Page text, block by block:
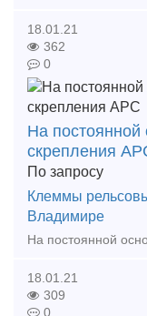
18.01.21
362
0
На постоянной
скрепления
По запросу
Клеммы
Владимире
18.01.21
309
0